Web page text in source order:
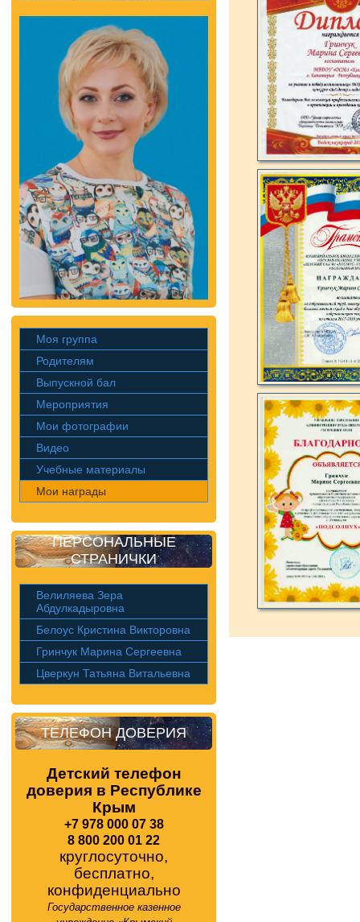
Моя группа
Родителям
Выпускной бал
Мероприятия
Мои фотографии
Видео
Учебные материалы
Мои награды
ПЕРСОНАЛЬНЫЕ
СТРАНИЧКИ
Велиляева Зера
Абдулкадыровна
Белоус Кристина Викторовна
Гринчук Марина Сергеевна
Цверкун Татьяна Витальевна
ТЕЛЕФОН ДОВЕРИЯ
Детский телефон
доверия в Республике
Крым
+7 978 000 07 38
8 800 200 01 22
круглосуточно,
бесплатно,
конфиденциально
Государственное казенное